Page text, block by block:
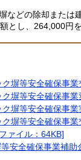
などの除却または
とし、264,000円
塀等安全確保事
塀等安全確保事
塀等安全確保事
塀等安全確保事
ァイル：64KB]
安全確保事業補助